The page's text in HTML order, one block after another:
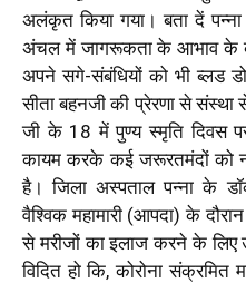
अलंकृत किया गया। बता दें
अंचल में जागरूकता के आभाव के
अपने सगे-संबंधियों को भी ब्लड
सीता बहनजी की प्रेरणा से संस्था
जी के 18 में पुण्य स्मृति दिवस पर
कायम करके कई जरूरतमंदों को
है। जिला अस्पताल पन्ना के
वैश्विक महामारी (आपदा) के दौरान
से मरीजों का इलाज करने के लिए
विदित हो कि, कोरोना संक्रमित